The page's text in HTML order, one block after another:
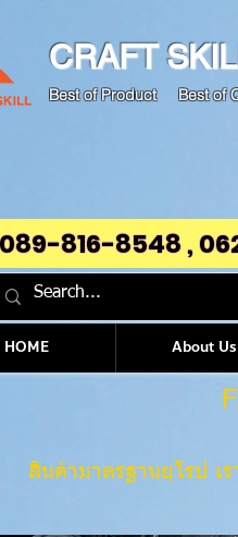
CRAFT
Best of Product Best of
089-816-8548 ,
HOME About Us
สินค้ามาตรฐานยุโรป เ